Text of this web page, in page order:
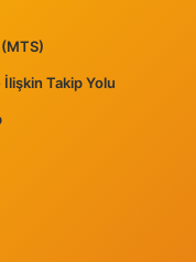
İlişkin Takip Yolu